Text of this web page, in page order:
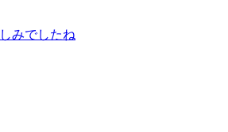
みでしたね